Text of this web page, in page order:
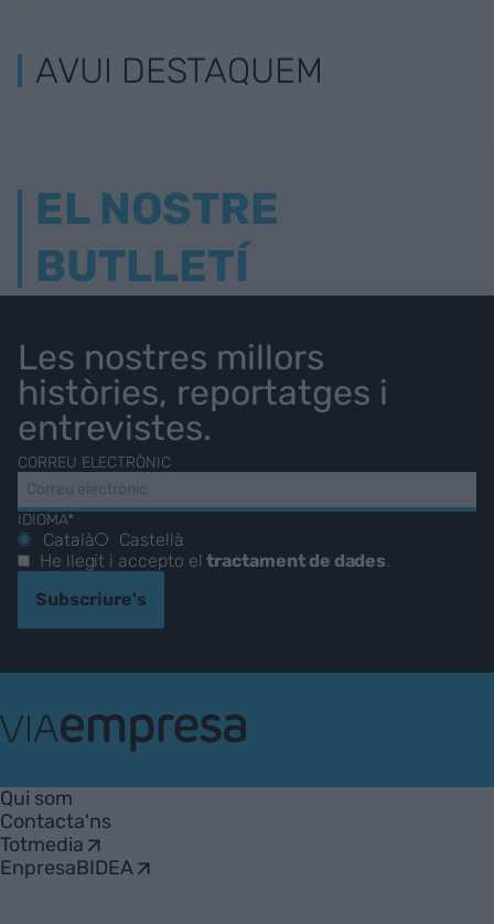
AVUI DESTAQUEM
EL NOSTRE
BUTLLETÍ
Les nostres millors
històries, reportatges i
entrevistes.
CORREU ELECTRÒNIC
IDIOMA*
Català
Castellà
He llegit i accepto eltractament de dades.
Subscriure's
Empresa
Qui som
Contacta'ns
Totmedia
EnpresaBIDEA